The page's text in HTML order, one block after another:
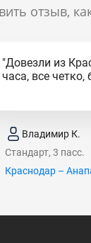
отзыв,
"Довезли из
часа, все
Владимир К.
Стандарт, 3 пасс.
Краснодар –